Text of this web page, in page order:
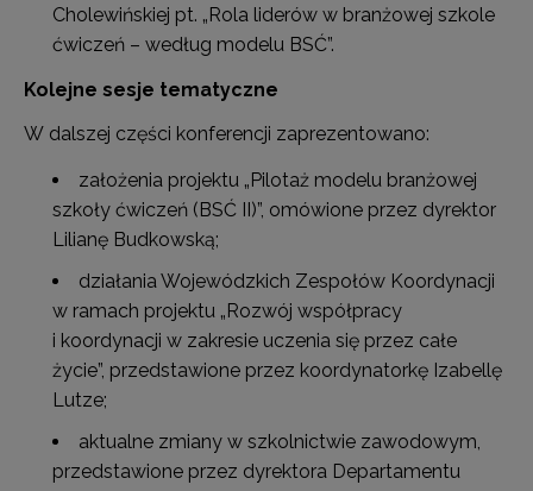
Cholewińskiej pt. „Rola liderów w branżowej szkole
ćwiczeń – według modelu BSĆ”.
Kolejne sesje tematyczne
W dalszej części konferencji zaprezentowano:
założenia projektu „Pilotaż modelu branżowej
szkoły ćwiczeń (BSĆ II)”, omówione przez dyrektor
Lilianę Budkowską;
działania Wojewódzkich Zespołów Koordynacji
w ramach projektu „Rozwój współpracy
i koordynacji w zakresie uczenia się przez całe
życie”, przedstawione przez koordynatorkę Izabellę
Lutze;
aktualne zmiany w szkolnictwie zawodowym,
przedstawione przez dyrektora Departamentu